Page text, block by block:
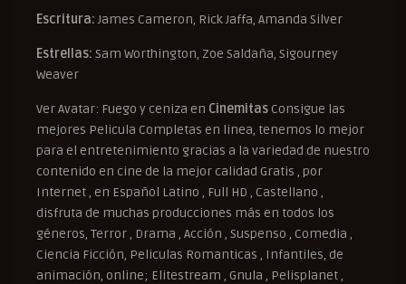
Escritura: James Cameron, Rick Jaffa, Amanda Silver
Estrellas: Sam Worthington, Zoe Saldaña, Sigourney
Weaver
Ver Avatar: Fuego y ceniza en Cinemitas Consigue las
mejores Pelicula Completas en linea, tenemos lo mejor
para el entretenimiento gracias a la variedad de nuestro
contenido en cine de la mejor calidad Gratis , por
Internet , en Español Latino , Full HD , Castellano ,
disfruta de muchas producciones más en todos los
géneros, Terror , Drama , Acción , Suspenso , Comedia ,
Ciencia Ficción, Peliculas Romanticas , Infantiles, de
animación, online; Elitestream , Gnula , Pelisplanet ,